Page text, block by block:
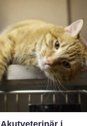
lära några kommandon,
utan om att byg...
Akutveterinär i